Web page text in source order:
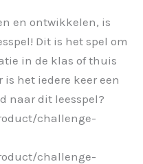
en ontwikkelen, is
Dit is het spel om
in de klas of thuis
is het iedere keer een
naar dit leesspel?
challenge-
challenge-